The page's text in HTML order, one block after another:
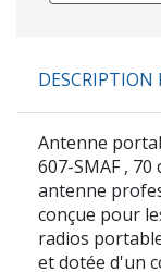
DESCRIPTION
Antenne
607-SMAF, 70
antenne
conçue pour
radios
et dotée d'un